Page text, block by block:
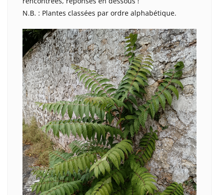
N.B. : Plantes classées par ordre alphabétique.